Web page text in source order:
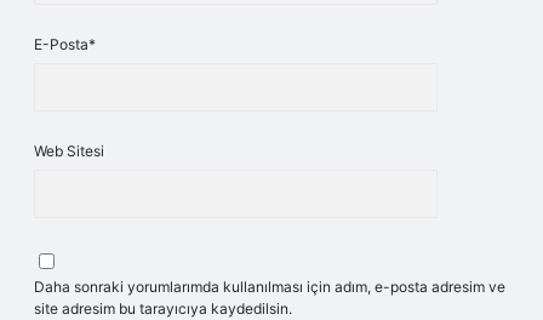
E-Posta*
Web Sitesi
Daha sonraki yorumlarımda kullanılması için adım, e-posta adresim ve
site adresim bu tarayıcıya kaydedilsin.